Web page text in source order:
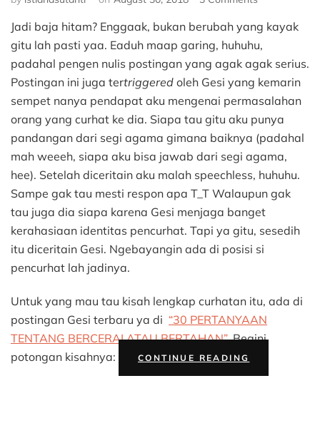
Pasangan
Berubah
Jadi baja hitam? Enggaak, bukan berubah yang kayak
gitu lah pasti yaa. Eaduh maap garing, huhuhu,
padahal pengen nulis postingan yang agak agak serius.
Postingan ini juga tertriggered oleh Gesi yang kemarin
sempet nanya pendapat aku mengenai permasalahan
orang yang curhat ke dia. Siapa tau gitu aku punya
pandangan dari segi agama gimana baiknya (padahal
mah weeeh, siapa aku bisa jawab dari segi agama,
hee). Setelah diceritain aku malah speechless, huhuhu.
Sampe gak tau mesti respon apa T_T Walaupun gak
tau juga dia siapa karena Gesi menjaga banget
kerahasiaan identitas pencurhat. Tapi ya gitu, sesedih
itu diceritain Gesi. Ngebayangin ada di posisi si
pencurhat lah jadinya.
Untuk yang mau tau kisah lengkap curhatan itu, ada di
postingan Gesi terbaru ya di “30 PERTANYAAN
TENTANG BERCERAI ATAU BERTAHAN”. Begini
potongan kisahnya:
CONTINUE READINGPASANGAN